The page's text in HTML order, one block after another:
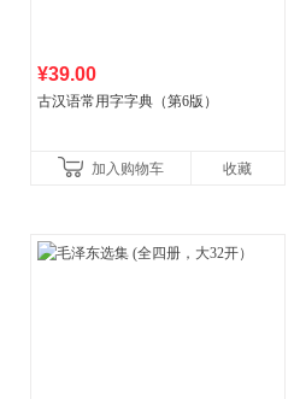
¥39.00
古汉语常用字字典（第6版）
加入购物车 收藏